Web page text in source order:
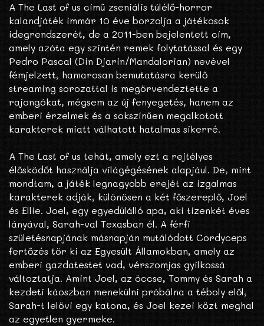
A The Last of us című zseniális túlélő-horror
kalandjáték immár 10 éve borzolja a játékosok
idegrendszerét, de a 2011-ben bejelentett cím,
amely azóta egy szintén remek folytatással és egy
Pedro Pascal (Din Djarin/Mandalorian) nevével
fémjelzett, hamarosan bemutatásra kerülő
streaming sorozattal is megörvendeztette a
rajongókat, mégsem az új fenyegetés, hanem az
emberi érzelmek és a sokszínűen megalkotott
karakterek miatt válhatott hatalmas sikerré.
A The Last of us tehát, amely ezt a rejtélyes
élősködőt használja világégésének alapjául. De, mint
mondtam, a játék legnagyobb erejét az izgalmas
karakterek adják, különösen a két főszereplő, Joel
és Ellie. Joel, egy egyedülálló apa, aki tizenkét éves
lányával, Sarah-val Texasban él. A férfi
születésnapjának másnapján mutálódott Cordyceps
fertőzés tör ki az Egyesült Államokban, amely az
emberi gazdatestet vad, vérszomjas gyilkossá
változtatja. Amint Joel, az öccse, Tommy és Sarah a
kezdeti káoszban menekülni próbálna a téboly elől,
Sarah-t lelövi egy katona, és Joel kezei közt meghal
az egyetlen gyermeke.